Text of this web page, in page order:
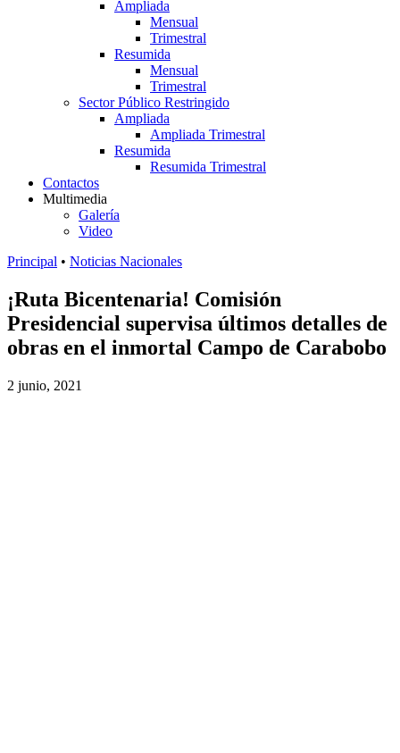
Ampliada
Mensual
Trimestral
Resumida
Mensual
Trimestral
Sector Público Restringido
Ampliada
Ampliada Trimestral
Resumida
Resumida Trimestral
Contactos
Multimedia
Galería
Video
Principal • Noticias Nacionales
¡Ruta Bicentenaria! Comisión
Presidencial supervisa últimos detalles de
obras en el inmortal Campo de Carabobo
2 junio, 2021